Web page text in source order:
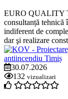
EURO QUALITY
consultanță tehnică
indiferent de
dar şi realizare
30.07.2026
132 vizualizari